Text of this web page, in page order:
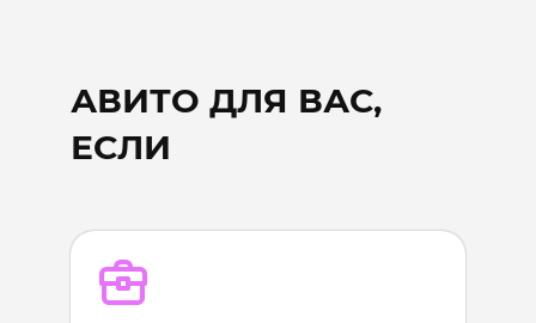
АВИТО ДЛЯ ВАС,
ЕСЛИ